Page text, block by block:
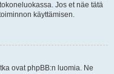
Jos et näe tätä
käyttämisen.
ovat phpBB:n luomia. Ne